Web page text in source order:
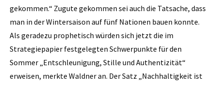
gekommen.“ Zugute gekommen sei auch die Tatsache, dass
man in der Wintersaison auf fünf Nationen bauen konnte.
Als geradezu prophetisch würden sich jetzt die im
Strategiepapier festgelegten Schwerpunkte für den
Sommer „Entschleunigung, Stille und Authentizität“
erweisen, merkte Waldner an. Der Satz „Nachhaltigkeit ist